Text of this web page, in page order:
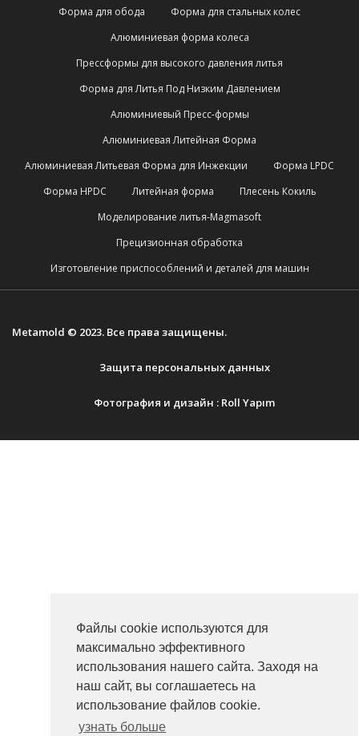
Файлы cookie используются для
максимально эффективного
использования нашего сайта. Заходя на
наш сайт, вы соглашаетесь на
использование файлов cookie.
узнать больше
Форма для обода
Форма для стальных колес
Алюминиевая форма колеса
Прессформы для высокого давления литья
Форма для Литья Под Низким Давлением
Алюминиевый Пресс-формы
Алюминиевая Литейная Форма
Алюминиевая Литьевая Форма для Инжекции
Форма LPDC
Форма HPDC
Литейная форма
Плесень Кокиль
Моделирование литья-Magmasoft
Прецизионная обработка
Изготовление приспособлений и деталей для машин
Metamold © 2023. Все права защищены.
Защита персональных данных
Фотография и дизайн : Roll Yapım